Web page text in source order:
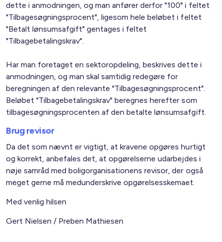
dette i anmodningen, og man anfører derfor "100" i feltet
"Tilbagesøgningsprocent", ligesom hele beløbet i feltet
"Betalt lønsumsafgift" gentages i feltet
"Tilbagebetalingskrav".
Har man foretaget en sektoropdeling, beskrives dette i
anmodningen, og man skal samtidig redegøre for
beregningen af den relevante "Tilbagesøgningsprocent".
Beløbet "Tilbagebetalingskrav" beregnes herefter som
tilbagesøgningsprocenten af den betalte lønsumsafgift.
Brug revisor
Da det som nævnt er vigtigt, at kravene opgøres hurtigt
og korrekt, anbefales det, at opgørelserne udarbejdes i
nøje samråd med boligorganisationens revisor, der også
meget gerne må medunderskrive opgørelsesskemaet.
Med venlig hilsen
Gert Nielsen / Preben Mathiesen